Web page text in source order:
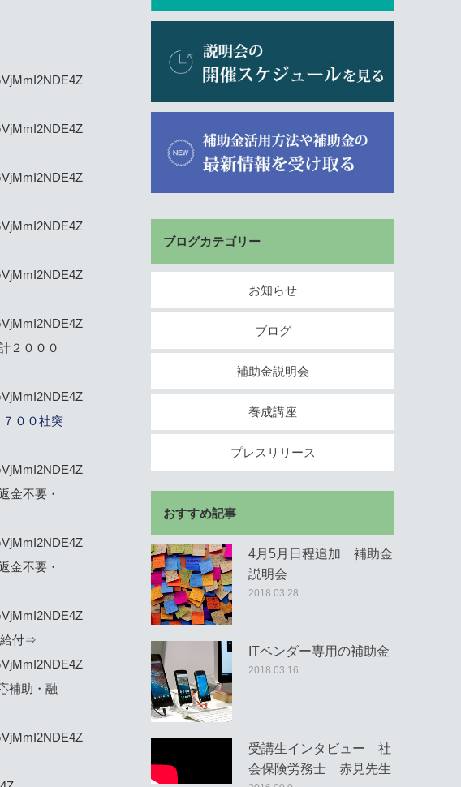
２０００
００社突
金不要・
金不要・
給付⇒
補助・融
ブログカテゴリー
お知らせ
ブログ
補助金説明会
養成講座
プレスリリース
おすすめ記事
4月5月日程追加 補助金
説明会
2018.03.28
ITベンダー専用の補助金
2018.03.16
受講生インタビュー 社
会保険労務士 赤見先生